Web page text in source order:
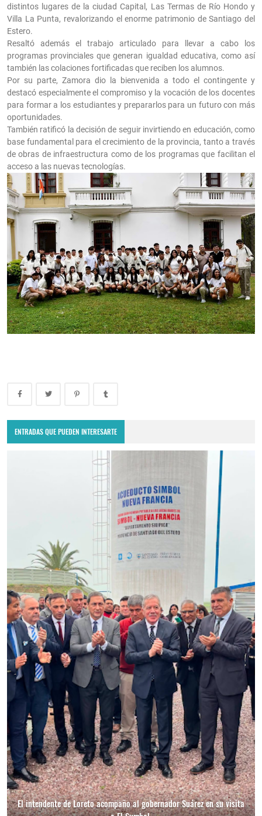
distintos lugares de la ciudad Capital, Las Termas de Río Hondo y
Villa La Punta, revalorizando el enorme patrimonio de Santiago del
Estero.
Resaltó además el trabajo articulado para llevar a cabo los
programas provinciales que generan igualdad educativa, como así
también las colaciones fortificadas que reciben los alumnos.
Por su parte, Zamora dio la bienvenida a todo el contingente y
destacó especialmente el compromiso y la vocación de los docentes
para formar a los estudiantes y prepararlos para un futuro con más
oportunidades.
También ratificó la decisión de seguir invirtiendo en educación, como
base fundamental para el crecimiento de la provincia, tanto a través
de obras de infraestructura como de los programas que facilitan el
acceso a las nuevas tecnologías.
ENTRADAS QUE PUEDEN INTERESARTE
El intendente de Loreto acompaño al gobernador Suárez en su visita